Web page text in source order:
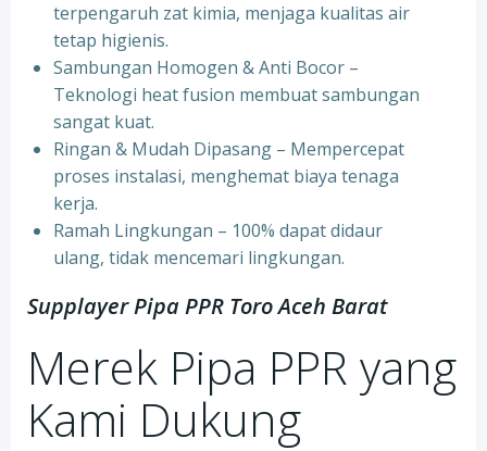
terpengaruh zat kimia, menjaga kualitas air
tetap higienis.
⁠Sambungan Homogen & Anti Bocor –
Teknologi heat fusion membuat sambungan
sangat kuat.
⁠Ringan & Mudah Dipasang – Mempercepat
proses instalasi, menghemat biaya tenaga
kerja.
⁠Ramah Lingkungan – 100% dapat didaur
ulang, tidak mencemari lingkungan.
Supplayer Pipa PPR Toro Aceh Barat
Merek Pipa PPR yang
Kami Dukung